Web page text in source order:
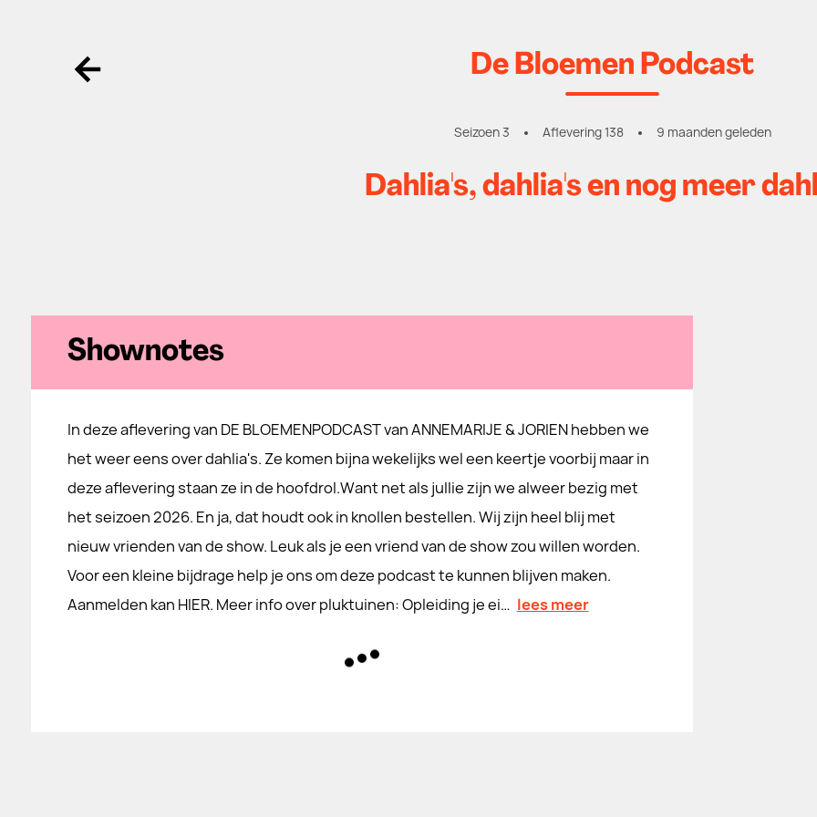
Ga terug
De Bloemen Podcast
Seizoen 3 Aflevering 138 9 maanden geleden
Dahlia's, dahlia's en nog meer
Shownotes
In deze aflevering van DE BLOEMENPODCAST van ANNEMARIJE & JORIEN hebben we
het weer eens over dahlia's. Ze komen bijna wekelijks wel een keertje voorbij maar in
deze aflevering staan ze in de hoofdrol.Want net als jullie zijn we alweer bezig met
het seizoen 2026. En ja, dat houdt ook in knollen bestellen. Wij zijn heel blij met
nieuw vrienden van de show. Leuk als je een vriend van de show zou willen worden.
Voor een kleine bijdrage help je ons om deze podcast te kunnen blijven maken.
Aanmelden kan HIER. Meer info over pluktuinen: Opleiding je ei… lees meer